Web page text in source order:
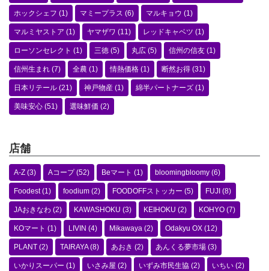
ホックシェフ (1) マミープラス (6) マルキョウ (1)
マルミヤストア (1) ヤマザワ (11) レッドキャベツ (1)
ローソンセレクト (1) 三徳 (5) 丸広 (5) 信州の信友 (1)
信州生まれ (7) 全農 (1) 情熱価格 (1) 断然お得 (31)
日本リテール (21) 神戸物産 (1) 綿半パートナーズ (1)
美味安心 (51) 選味鮮価 (2)
店舗
A-Z (3) Aコープ(52) Beマート (1) bloomingbloomy (6)
Foodest(1) foodium (2) FOODOFFストッカー (5) FUJI (8)
JAおきなわ (2) KAWASHOKU (3) KEIHOKU (2) KOHYO (7)
KOマート (1) LIVIN (4) Mikawaya (2) Odakyu OX (12)
PLANT (2) TAIRAYA(8) あおき (2) あんくる夢市場 (3)
いかりスーパー (1) いさみ屋 (2) いずみ市民生協 (2) いちい (2)